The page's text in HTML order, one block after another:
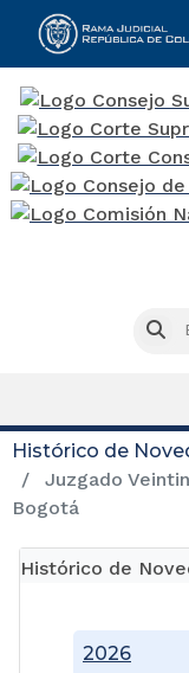
Histórico de
Juzgado
Bogotá
Histórico de
2026